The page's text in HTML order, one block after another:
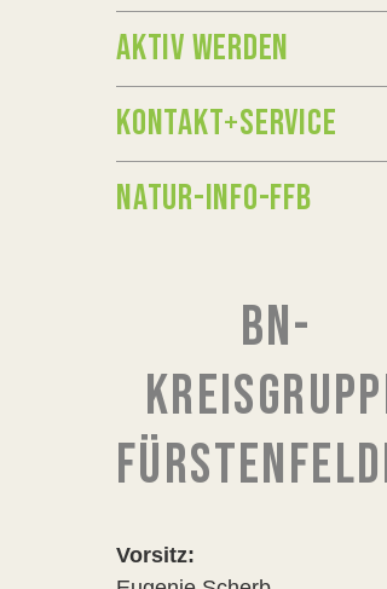
AKTIV WERDEN
KONTAKT+SERVICE
NATUR-INFO-FFB
BN-
Vorsitz: